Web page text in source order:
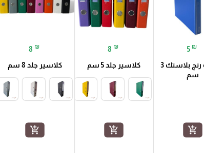
5 ₪
دوسية رنج بلاستك 3
سم
add_shopping_cart
8 ₪
كلاسير جلد 5 سم
add_shopping_cart
8 ₪
كلاسير جلد 8 سم
add_shopping_cart